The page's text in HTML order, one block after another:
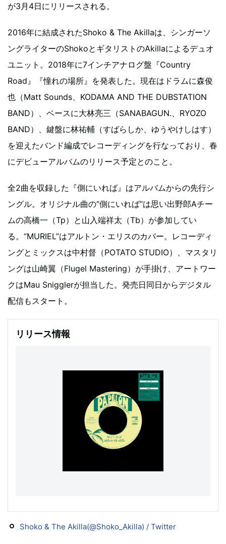
が3月4日にリリースされる。
2016年に結成されたShoko & The Akillaは、シンガーソ
ングライターのShokoとギタリストのAkillaによるデュオ
ユニット。2018年に7インチアナログ盤『Country
Road』『憧れの場所』を発表した。現在はドラムに森俊
也（Matt Sounds、KODAMA AND THE DUBSTATION
BAND）、ベースに大林亮三（SANABAGUN.、RYOZO
BAND）、鍵盤に林祐輔（すばらしか、ゆうやけしはす）
を迎えたバンド編成でレコーディングを行なっており、春
にデビューアルバムのリリース予定とのこと。
全2曲を収録した『側にいれば』はアルバムからの先行シ
ングル。オリジナル曲の“側にいれば”は思い出野郎Aチー
ムの高橋一（Tp）と山入端祥太（Tb）が参加してい
る。“MURIEL”はアルトン・エリスのカバー。レコーディ
ングとミックスは中村督（POTATO STUDIO）、マスタリ
ングは山崎翼（Flugel Mastering）が手掛け、アートワー
クはMau Snigglerが担当した。発売日同日からデジタル
配信もスタート。
リリース情報
Shoko & The Akilla(@Shoko_Akilla) / Twitter